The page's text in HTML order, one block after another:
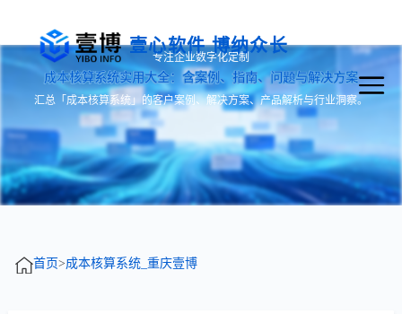
壹心软件 博纳众长
专注企业数字化定制
成本核算系统实用大全：含案例、指南、问题与解决方案
汇总「成本核算系统」的客户案例、解决方案、产品解析与行业洞察。
首页>成本核算系统_重庆壹博